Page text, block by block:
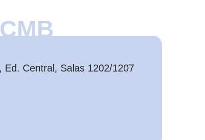
Ed. Central, Salas 1202/1207